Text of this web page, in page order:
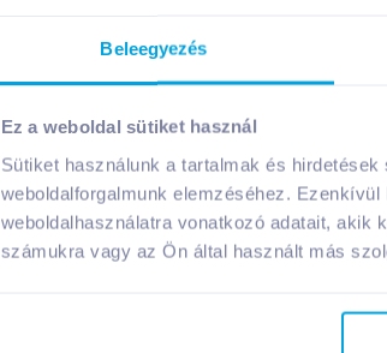
Beleegyezés
Ez a weboldal sütiket használ
Sütiket használunk a tartalmak és
weboldalforgalmunk elemzéséhez.
weboldalhasználatra vonatkozó adatait, akik
számukra vagy az Ön által használt más
Müller csokoládé
puding 450 g
vaníliaöntettel